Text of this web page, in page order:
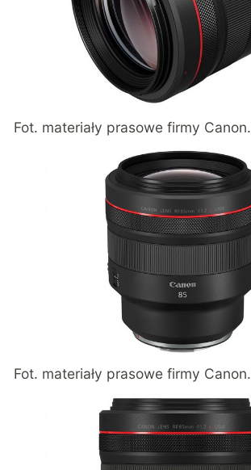
Fot. materiały prasowe firmy Canon.
Fot. materiały prasowe firmy Canon.